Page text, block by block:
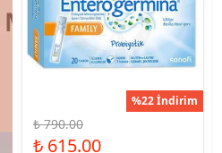
%22 İndirim
₺ 790.00
₺ 615.00